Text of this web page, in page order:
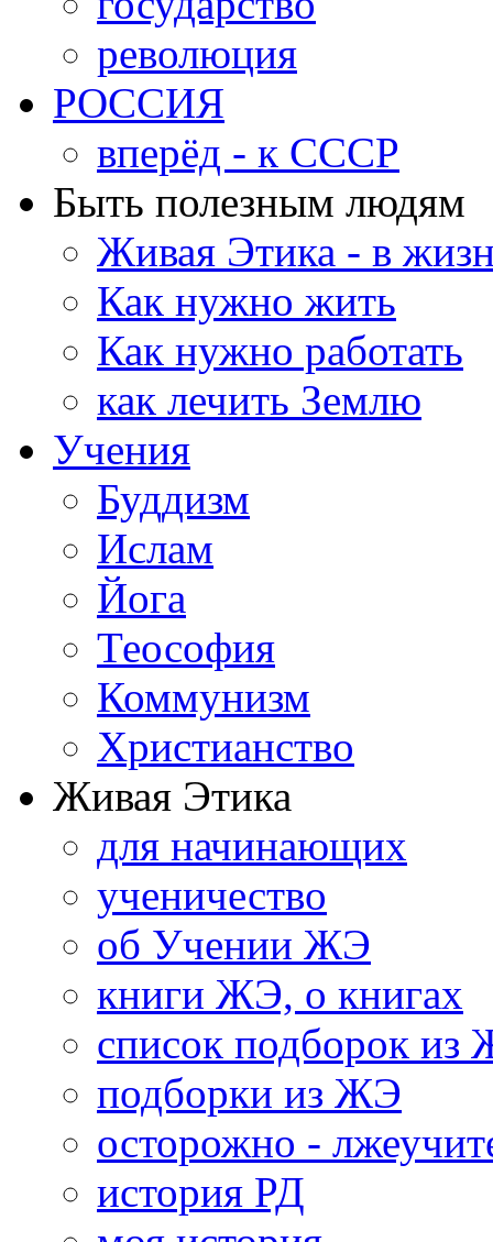
революция
РОССИЯ
вперёд - к СССР
Быть полезным людям
Живая Этика - в
Как нужно жить
Как нужно работать
как лечить Землю
Учения
Буддизм
Ислам
Йога
Теософия
Коммунизм
Христианство
Живая Этика
для начинающих
ученичество
об Учении ЖЭ
книги ЖЭ, о книгах
список подборок из
подборки из ЖЭ
осторожно -
история РД